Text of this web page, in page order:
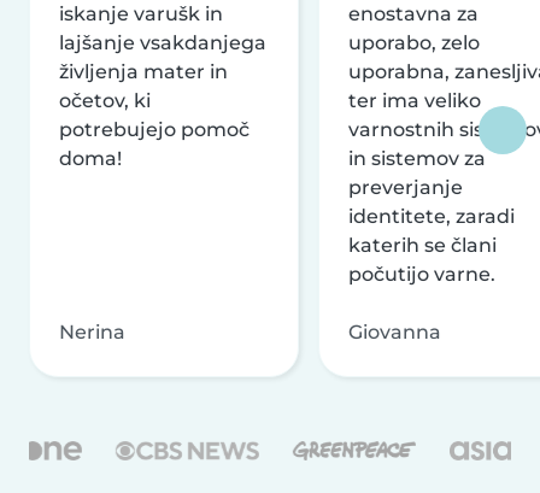
iskanje varušk in
lajšanje vsakdanjega
življenja mater in
očetov, ki
potrebujejo pomoč
doma!
Nerina
enostavna za
uporabo, zelo
uporabna,
ter ima veliko
varnostnih
in sistemov za
preverjanje
identitete, zaradi
katerih se člani
počutijo varne.
Giovanna